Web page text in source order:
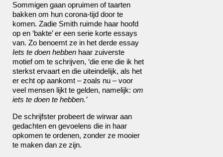
Sommigen gaan opruimen of taarten
bakken om hun corona-tijd door te
komen. Zadie Smith ruimde haar hoofd
op en ‘bakte’ er een serie korte essays
van. Zo benoemt ze in het derde essay
Iets te doen hebben haar zuiverste
motief om te schrijven, ‘die ene die ik het
sterkst ervaart en die uiteindelijk, als het
er echt op aankomt – zoals nu – voor
veel mensen lijkt te gelden, namelijk: om
iets te doen te hebben.’
De schrijfster probeert de wirwar aan
gedachten en gevoelens die in haar
opkomen te ordenen, zonder ze mooier
te maken dan ze zijn.